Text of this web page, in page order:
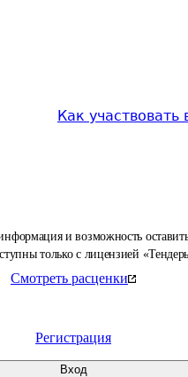
Как участвовать
и возможность
только с лицензией
Смотреть расценки
Регистрация
Вход